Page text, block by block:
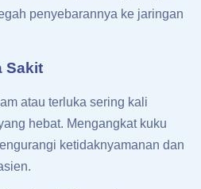
penyebarannya ke jaringan
Sakit
atau terluka sering kali
hebat. Mengangkat kuku
ketidaknyamanan dan